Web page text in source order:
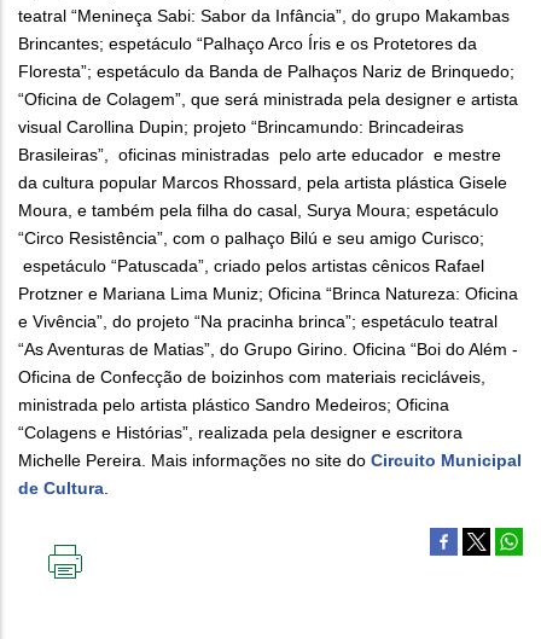
teatral “Menineça Sabi: Sabor da Infância”, do grupo Makambas
Brincantes; espetáculo “Palhaço Arco Íris e os Protetores da
Floresta”; espetáculo da Banda de Palhaços Nariz de Brinquedo;
“Oficina de Colagem”, que será ministrada pela designer e artista
visual Carollina Dupin; projeto “Brincamundo: Brincadeiras
Brasileiras”, oficinas ministradas pelo arte educador e mestre
da cultura popular Marcos Rhossard, pela artista plástica Gisele
Moura, e também pela filha do casal, Surya Moura; espetáculo
“Circo Resistência”, com o palhaço Bilú e seu amigo Curisco;
espetáculo “Patuscada”, criado pelos artistas cênicos Rafael
Protzner e Mariana Lima Muniz; Oficina “Brinca Natureza: Oficina
e Vivência”, do projeto “Na pracinha brinca”; espetáculo teatral
“As Aventuras de Matias”, do Grupo Girino. Oficina “Boi do Além -
Oficina de Confecção de boizinhos com materiais recicláveis,
ministrada pelo artista plástico Sandro Medeiros; Oficina
“Colagens e Histórias”, realizada pela designer e escritora
Michelle Pereira. Mais informações no site do Circuito Municipal
de Cultura.